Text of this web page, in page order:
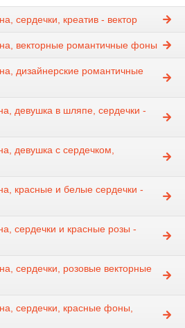
сердечки, креатив - вектор
векторные романтичные фоны
дизайнерские романтичные
девушка в шляпе, сердечки -
девушка с сердечком,
красные и белые сердечки -
сердечки и красные розы -
сердечки, розовые векторные
сердечки, красные фоны,